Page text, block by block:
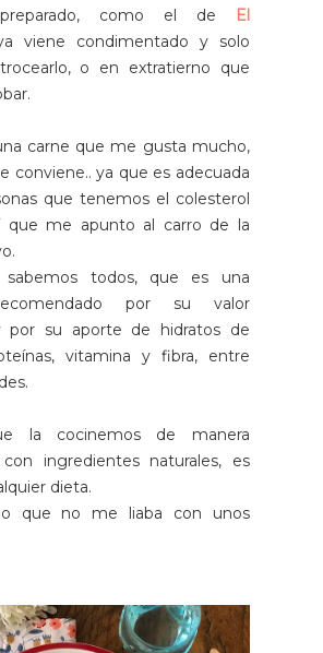
preparado, como el de
El
viene condimentado y solo
o en extratierno que
carne que me gusta mucho,
conviene.. ya que es adecuada
que tenemos el colesterol
que me apunto al carro de la
sabemos todos, que es una
por su valor
por su aporte de hidratos de
vitamina y fibra, entre
la cocinemos de manera
ingredientes naturales, es
dieta.
que no me liaba con unos